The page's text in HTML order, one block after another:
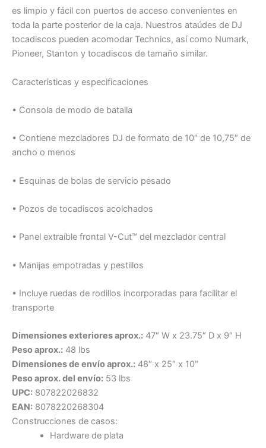
es limpio y fácil con puertos de acceso convenientes en
toda la parte posterior de la caja. Nuestros ataúdes de DJ
tocadiscos pueden acomodar Technics, así como Numark,
Pioneer, Stanton y tocadiscos de tamaño similar.
Características y especificaciones
• Consola de modo de batalla
• Contiene mezcladores DJ de formato de 10″ de 10,75″ de
ancho o menos
• Esquinas de bolas de servicio pesado
• Pozos de tocadiscos acolchados
• Panel extraíble frontal V-Cut™ del mezclador central
• Manijas empotradas y pestillos
• Incluye ruedas de rodillos incorporadas para facilitar el
transporte
Dimensiones exteriores aprox.: 47″ W x 23.75″ D x 9″ H
Peso aprox.: 48 lbs
Dimensiones de envío aprox.: 48″ x 25″ x 10″
Peso aprox. del envío: 53 lbs
UPC: 807822026832
EAN: 8078220268304
Construcciones de casos:
Hardware de plata